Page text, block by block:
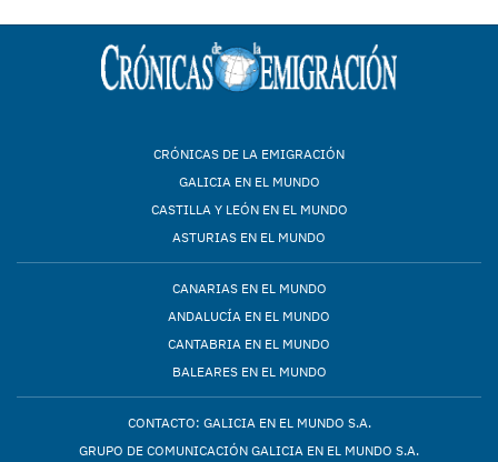
CRÓNICAS DE LA EMIGRACIÓN
GALICIA EN EL MUNDO
CASTILLA Y LEÓN EN EL MUNDO
ASTURIAS EN EL MUNDO
CANARIAS EN EL MUNDO
ANDALUCÍA EN EL MUNDO
CANTABRIA EN EL MUNDO
BALEARES EN EL MUNDO
CONTACTO: GALICIA EN EL MUNDO S.A.
GRUPO DE COMUNICACIÓN GALICIA EN EL MUNDO S.A.